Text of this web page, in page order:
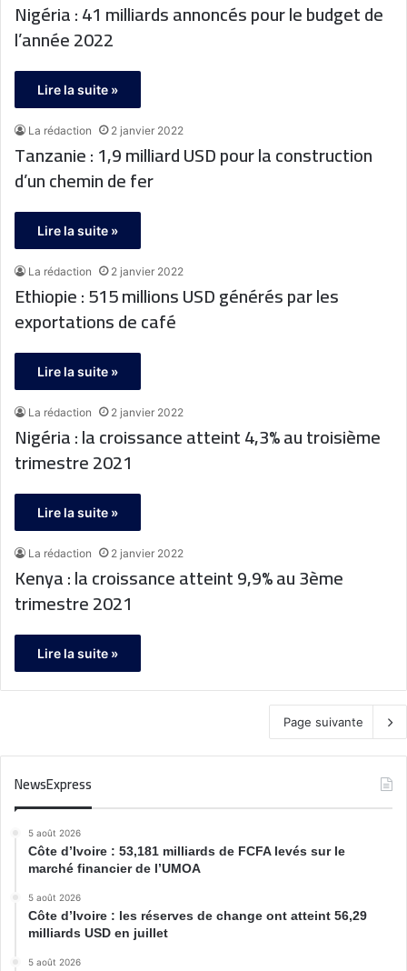
Nigéria : 41 milliards annoncés pour le budget de
l’année 2022
Lire la suite »
La rédaction 2 janvier 2022
Tanzanie : 1,9 milliard USD pour la construction
d’un chemin de fer
Lire la suite »
La rédaction 2 janvier 2022
Ethiopie : 515 millions USD générés par les
exportations de café
Lire la suite »
La rédaction 2 janvier 2022
Nigéria : la croissance atteint 4,3% au troisième
trimestre 2021
Lire la suite »
La rédaction 2 janvier 2022
Kenya : la croissance atteint 9,9% au 3ème
trimestre 2021
Lire la suite »
Page suivante
NewsExpress
5 août 2026
Côte d’Ivoire : 53,181 milliards de FCFA levés sur le
marché financier de l’UMOA
5 août 2026
Côte d’Ivoire : les réserves de change ont atteint 56,29
milliards USD en juillet
5 août 2026